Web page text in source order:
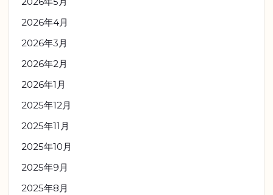
2026年4月
2026年3月
2026年2月
2026年1月
2025年12月
2025年11月
2025年10月
2025年9月
2025年8月